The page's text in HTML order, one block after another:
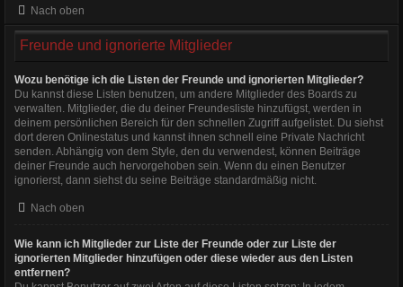
Nach oben
Freunde und ignorierte Mitglieder
Wozu benötige ich die Listen der Freunde und ignorierten Mitglieder?
Du kannst diese Listen benutzen, um andere Mitglieder des Boards zu
verwalten. Mitglieder, die du deiner Freundesliste hinzufügst, werden in
deinem persönlichen Bereich für den schnellen Zugriff aufgelistet. Du siehst
dort deren Onlinestatus und kannst ihnen schnell eine Private Nachricht
senden. Abhängig von dem Style, den du verwendest, können Beiträge
deiner Freunde auch hervorgehoben sein. Wenn du einen Benutzer
ignorierst, dann siehst du seine Beiträge standardmäßig nicht.
Nach oben
Wie kann ich Mitglieder zur Liste der Freunde oder zur Liste der
ignorierten Mitglieder hinzufügen oder diese wieder aus den Listen
entfernen?